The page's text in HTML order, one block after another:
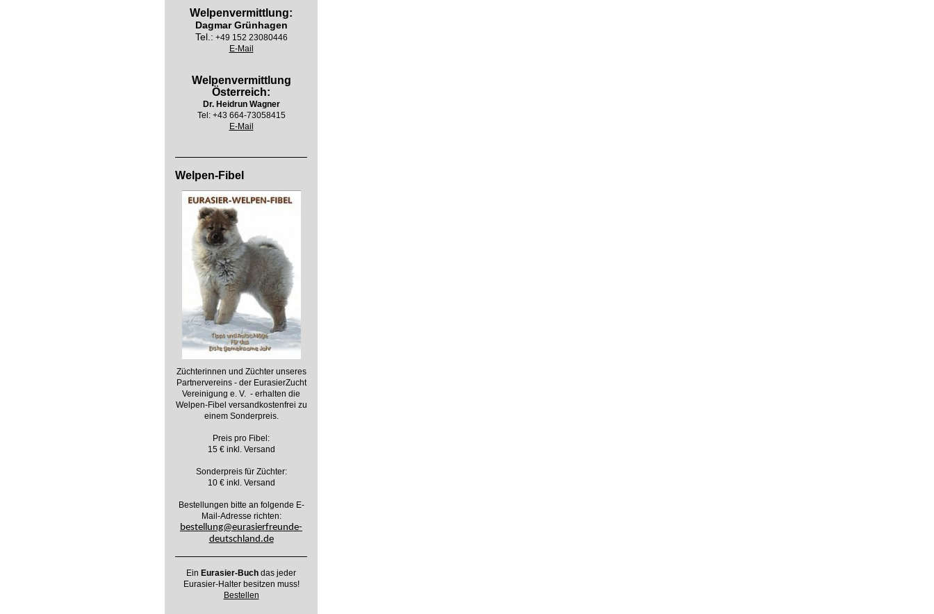
Welpenvermittlung:
Dagmar Grünhagen
Tel.: +49 152 23080446
E-Mail
Welpenvermittlung
Österreich:
Dr. Heidrun Wagner
Tel:+43 664-73058415
E-Mail
Welpen-Fibel
Züchterinnen und Züchter unseres
Partnervereins - der EurasierZucht
Vereinigung e. V. - erhalten die
Welpen-Fibel versandkostenfrei zu
einem Sonderpreis.
Preis pro Fibel:
15 € inkl. Versand
Sonderpreis für Züchter:
10 € inkl. Versand
Bestellungen bitte an folgende E-
Mail-Adresse richten:
bestellung@eurasierfreunde-
deutschland.de
Ein Eurasier-Buch das jeder
Eurasier-Halter besitzen muss!
Bestellen